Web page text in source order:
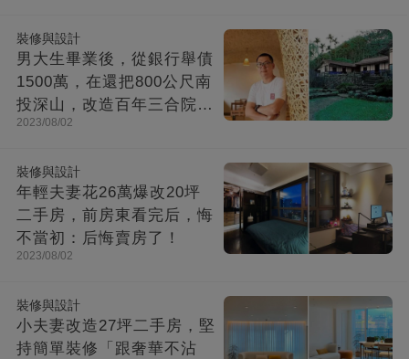
裝修與設計
男大生畢業後，從銀行舉債
1500萬，在還把800公尺南
投深山，改造百年三合院，
成「台灣最美民宿」!
2023/08/02
裝修與設計
年輕夫妻花26萬爆改20坪
二手房，前房東看完后，悔
不當初：后悔賣房了！
2023/08/02
裝修與設計
小夫妻改造27坪二手房，堅
持簡單裝修「跟奢華不沾